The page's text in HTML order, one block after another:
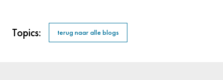
Topics: terug naar alle blogs